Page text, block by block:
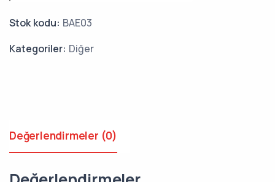
Stok kodu: BAE03
Kategoriler: Diğer
Değerlendirmeler (0)